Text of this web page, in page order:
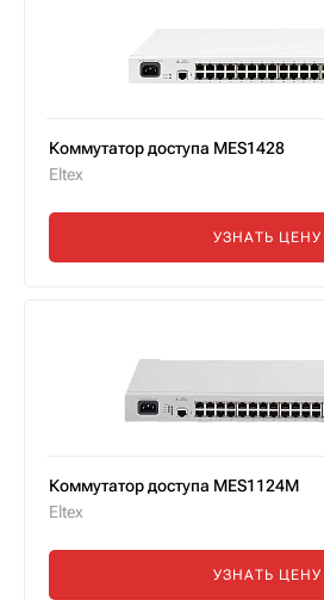
Коммутатор доступа MES1428
Eltex
УЗНАТЬ ЦЕНУ
Коммутатор доступа MES1124M
Eltex
УЗНАТЬ ЦЕНУ